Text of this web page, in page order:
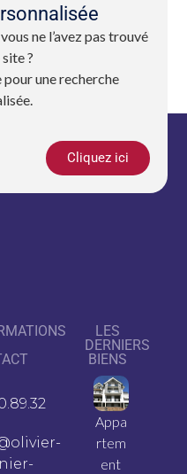
ne l’avez pas trouvé
?
une recherche
Cliquez ici
LES
DERNIERS
BIENS
Appa
rtem
ent